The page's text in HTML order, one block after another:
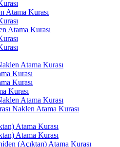
Atama Kurası
Atama Kurası
Atama Kurası
Kurası
Kurası
Kurası
Atama Kurası
Naklen Atama Kurası
Atama Kurası
Atama Kurası
(Açıktan) Atama Kurası